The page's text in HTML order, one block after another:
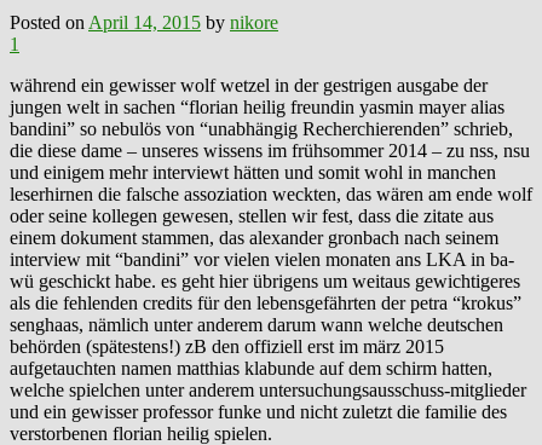
Posted on April 14, 2015 by nikore
1
während ein gewisser wolf wetzel in der gestrigen ausgabe der
jungen welt in sachen “florian heilig freundin yasmin mayer alias
bandini” so nebulös von “unabhängig Recherchierenden” schrieb,
die diese dame – unseres wissens im frühsommer 2014 – zu nss, nsu
und einigem mehr interviewt hätten und somit wohl in manchen
leserhirnen die falsche assoziation weckten, das wären am ende wolf
oder seine kollegen gewesen, stellen wir fest, dass die zitate aus
einem dokument stammen, das alexander gronbach nach seinem
interview mit “bandini” vor vielen vielen monaten ans LKA in ba-
wü geschickt habe. es geht hier übrigens um weitaus gewichtigeres
als die fehlenden credits für den lebensgefährten der petra “krokus”
senghaas, nämlich unter anderem darum wann welche deutschen
behörden (spätestens!) zB den offiziell erst im märz 2015
aufgetauchten namen matthias klabunde auf dem schirm hatten,
welche spielchen unter anderem untersuchungsausschuss-mitglieder
und ein gewisser professor funke und nicht zuletzt die familie des
verstorbenen florian heilig spielen.